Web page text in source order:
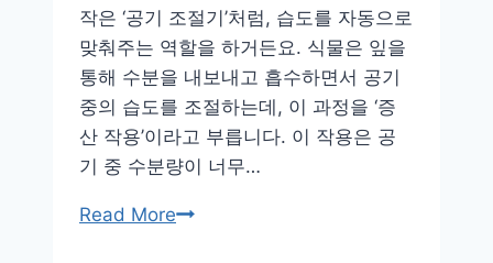
작은 ‘공기 조절기’처럼, 습도를 자동으로
맞춰주는 역할을 하거든요. 식물은 잎을
통해 수분을 내보내고 흡수하면서 공기
중의 습도를 조절하는데, 이 과정을 ‘증
산 작용’이라고 부릅니다. 이 작용은 공
기 중 수분량이 너무…
Read More공